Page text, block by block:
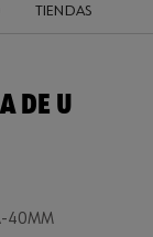
TIENDAS
DE U
40MM